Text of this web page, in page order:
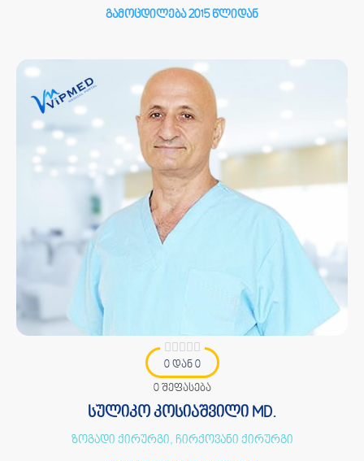
გამოცდილება 2015 წლიდან
0 დან 0
0 შეფასება
სულიკო კოსიაშვილი MD.
ზოგადი ქირურგი, ჩირქოვანი ქირურგი